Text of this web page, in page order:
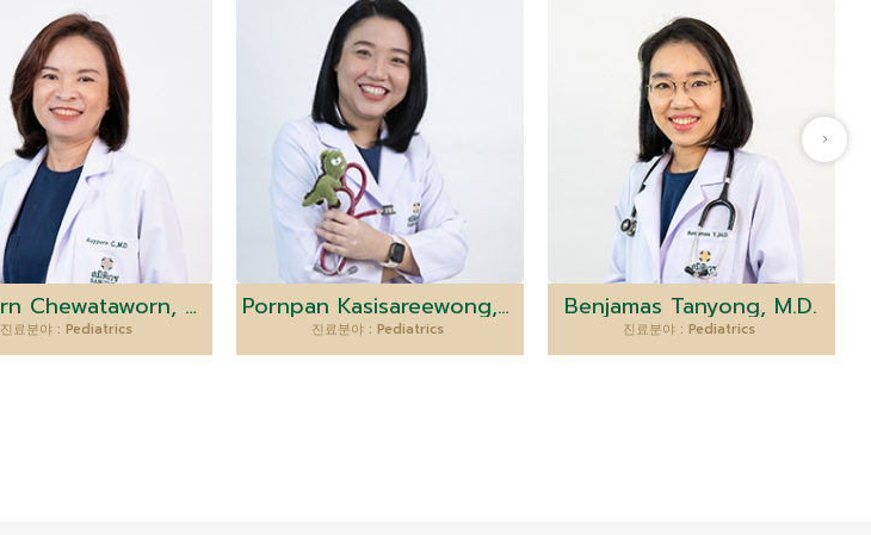
Auyporn Chewataworn, M.D.
진료분야 : Pediatrics
Pornpan Kasisareewong, M.D.
진료분야 : Pediatrics
Benjamas Tanyong, M.D.
진료분야 : Pediatrics